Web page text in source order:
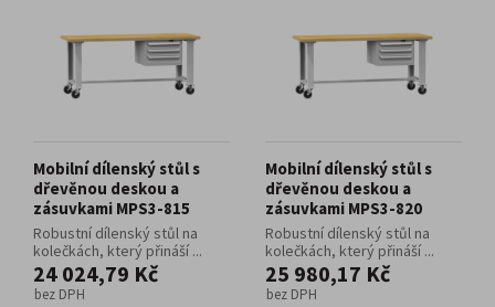
Mobilní dílenský stůl s
dřevěnou deskou a
zásuvkami MPS3-815
Robustní dílenský stůl na
kolečkách, který přináší ...
24 024,79 Kč
bez DPH
Mobilní dílenský stůl s
dřevěnou deskou a
zásuvkami MPS3-820
Robustní dílenský stůl na
kolečkách, který přináší ...
25 980,17 Kč
bez DPH